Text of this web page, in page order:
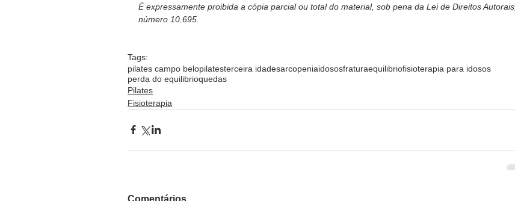
É expressamente proibida a cópia parcial ou total do material, sob pena da Lei de Direitos Autorais,
número 10.695.
Tags:
pilates campo belopilatesterceira idadesarcopeniaidososfraturaequilibriofisioterapia para idosos
perda do equilibrioquedas
Pilates
Fisioterapia
Comentários